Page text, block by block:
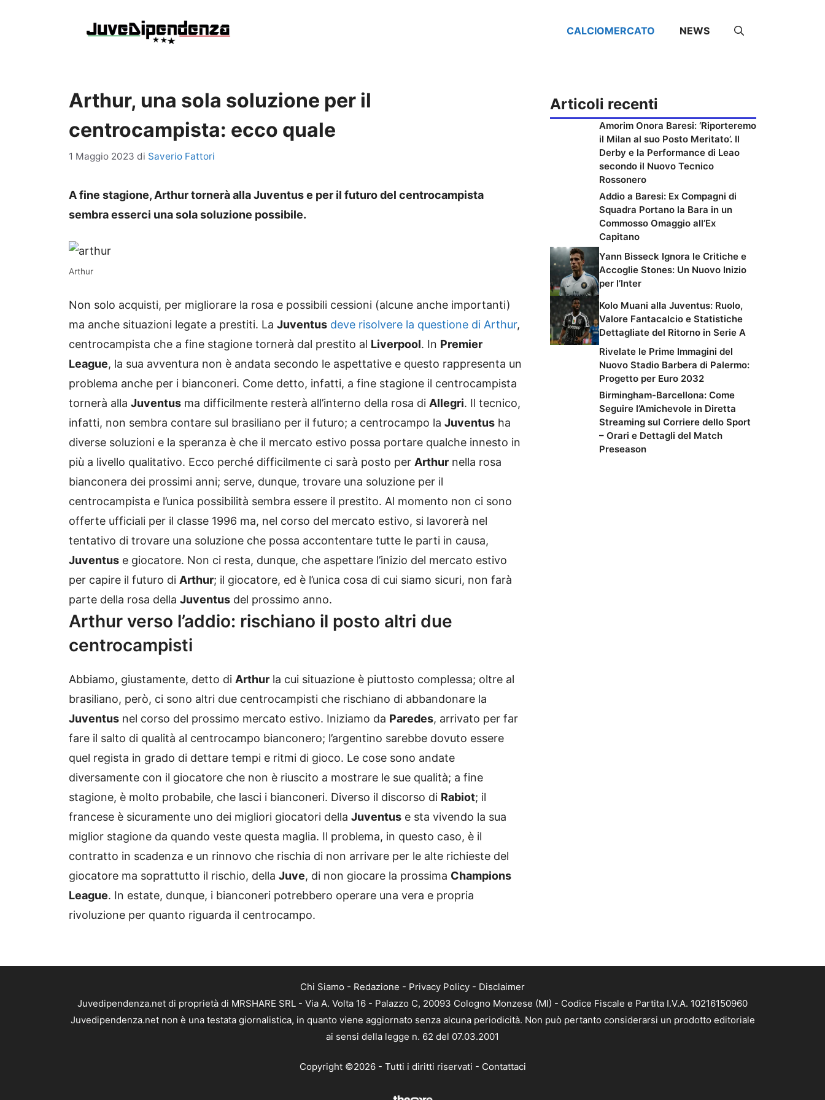
CALCIOMERCATO NEWS
Arthur, una sola soluzione per il
centrocampista: ecco quale
1 Maggio 2023 di Saverio Fattori
A fine stagione, Arthur tornerà alla Juventus e per il futuro del centrocampista
sembra esserci una sola soluzione possibile.
Arthur
Non solo acquisti, per migliorare la rosa e possibili cessioni (alcune anche importanti)
ma anche situazioni legate a prestiti. La Juventus deve risolvere la questione di Arthur,
centrocampista che a fine stagione tornerà dal prestito al Liverpool. In Premier
League, la sua avventura non è andata secondo le aspettative e questo rappresenta un
problema anche per i bianconeri. Come detto, infatti, a fine stagione il centrocampista
tornerà alla Juventus ma difficilmente resterà all’interno della rosa di Allegri. Il tecnico,
infatti, non sembra contare sul brasiliano per il futuro; a centrocampo la Juventus ha
diverse soluzioni e la speranza è che il mercato estivo possa portare qualche innesto in
più a livello qualitativo. Ecco perché difficilmente ci sarà posto per Arthur nella rosa
bianconera dei prossimi anni; serve, dunque, trovare una soluzione per il
centrocampista e l’unica possibilità sembra essere il prestito. Al momento non ci sono
offerte ufficiali per il classe 1996 ma, nel corso del mercato estivo, si lavorerà nel
tentativo di trovare una soluzione che possa accontentare tutte le parti in causa,
Juventus e giocatore. Non ci resta, dunque, che aspettare l’inizio del mercato estivo
per capire il futuro di Arthur; il giocatore, ed è l’unica cosa di cui siamo sicuri, non farà
parte della rosa della Juventus del prossimo anno.
Arthur verso l’addio: rischiano il posto altri due
centrocampisti
Abbiamo, giustamente, detto di Arthur la cui situazione è piuttosto complessa; oltre al
brasiliano, però, ci sono altri due centrocampisti che rischiano di abbandonare la
Juventus nel corso del prossimo mercato estivo. Iniziamo da Paredes, arrivato per far
fare il salto di qualità al centrocampo bianconero; l’argentino sarebbe dovuto essere
quel regista in grado di dettare tempi e ritmi di gioco. Le cose sono andate
diversamente con il giocatore che non è riuscito a mostrare le sue qualità; a fine
stagione, è molto probabile, che lasci i bianconeri. Diverso il discorso di Rabiot; il
francese è sicuramente uno dei migliori giocatori della Juventus e sta vivendo la sua
miglior stagione da quando veste questa maglia. Il problema, in questo caso, è il
contratto in scadenza e un rinnovo che rischia di non arrivare per le alte richieste del
giocatore ma soprattutto il rischio, della Juve, di non giocare la prossima Champions
League. In estate, dunque, i bianconeri potrebbero operare una vera e propria
rivoluzione per quanto riguarda il centrocampo.
Articoli recenti
Amorim Onora Baresi: ‘Riporteremo
il Milan al suo Posto Meritato’. Il
Derby e la Performance di Leao
secondo il Nuovo Tecnico
Rossonero
Addio a Baresi: Ex Compagni di
Squadra Portano la Bara in un
Commosso Omaggio all’Ex
Capitano
Yann Bisseck Ignora le Critiche e
Accoglie Stones: Un Nuovo Inizio
per l’Inter
Kolo Muani alla Juventus: Ruolo,
Valore Fantacalcio e Statistiche
Dettagliate del Ritorno in Serie A
Rivelate le Prime Immagini del
Nuovo Stadio Barbera di Palermo:
Progetto per Euro 2032
Birmingham-Barcellona: Come
Seguire l’Amichevole in Diretta
Streaming sul Corriere dello Sport
– Orari e Dettagli del Match
Preseason
Chi Siamo - Redazione - Privacy Policy - Disclaimer
Juvedipendenza.net di proprietà di MRSHARE SRL - Via A. Volta 16 - Palazzo C, 20093 Cologno Monzese (MI) - Codice Fiscale e Partita I.V.A. 10216150960
Juvedipendenza.net non è una testata giornalistica, in quanto viene aggiornato senza alcuna periodicità. Non può pertanto considerarsi un prodotto editoriale
ai sensi della legge n. 62 del 07.03.2001
Copyright ©2026 - Tutti i diritti riservati - Contattaci